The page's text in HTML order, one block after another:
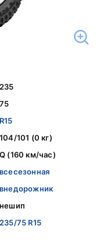
235
75
R15
104/101 (0 кг)
Q (160 км/час)
всесезонная
внедорожник
нешип
235/75 R15